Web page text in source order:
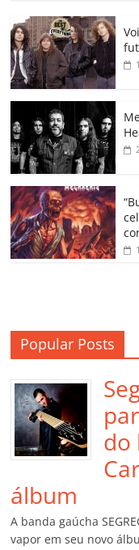
c
e
b
o
o
k
itt
er
ai
Popular Posts
do
álbum
A banda gaúcha
vapor em seu novo